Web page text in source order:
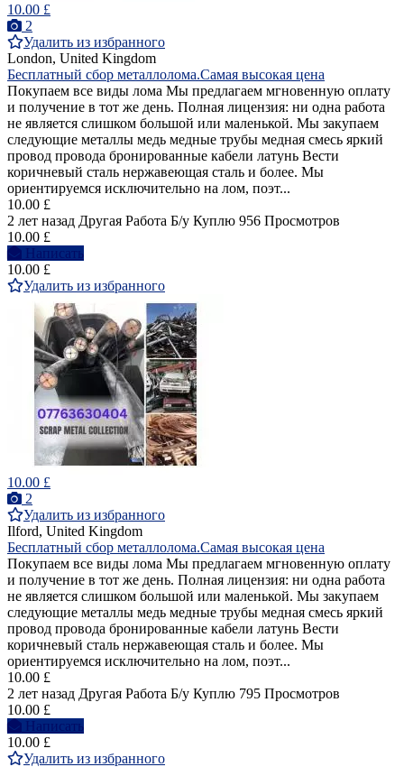
10.00 £
2
Удалить из избранного
London, United Kingdom
Бесплатный сбор металлолома.Самая высокая цена
Покупаем все виды лома Мы предлагаем мгновенную оплату
и получение в тот же день. Полная лицензия: ни одна работа
не является слишком большой или маленькой. Мы закупаем
следующие металлы медь медные трубы медная смесь яркий
провод провода бронированные кабели латунь Вести
коричневый сталь нержавеющая сталь и более. Мы
ориентируемся исключительно на лом, поэт...
10.00 £
2 лет назад Другая Работа Б/у Куплю 956 Просмотров
10.00 £
Написать
10.00 £
Удалить из избранного
10.00 £
2
Удалить из избранного
Ilford, United Kingdom
Бесплатный сбор металлолома.Самая высокая цена
Покупаем все виды лома Мы предлагаем мгновенную оплату
и получение в тот же день. Полная лицензия: ни одна работа
не является слишком большой или маленькой. Мы закупаем
следующие металлы медь медные трубы медная смесь яркий
провод провода бронированные кабели латунь Вести
коричневый сталь нержавеющая сталь и более. Мы
ориентируемся исключительно на лом, поэт...
10.00 £
2 лет назад Другая Работа Б/у Куплю 795 Просмотров
10.00 £
Написать
10.00 £
Удалить из избранного